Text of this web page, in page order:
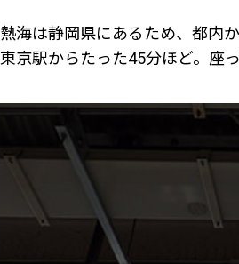
熱海は静岡県にあるため、都内
東京駅からたった45分ほど。座